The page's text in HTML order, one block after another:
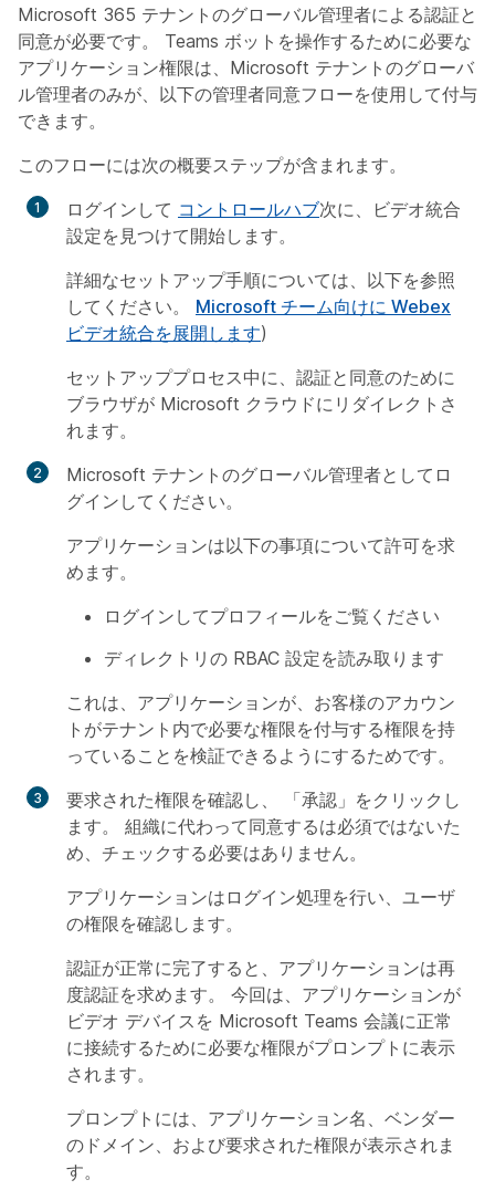
Microsoft 365 テナントのグローバル管理者による認証と
同意が必要です。 Teams ボットを操作するために必要な
アプリケーション権限は、Microsoft テナントのグローバ
ル管理者のみが、以下の管理者同意フローを使用して付与
できます。
このフローには次の概要ステップが含まれます。
ログインして コントロールハブ次に、ビデオ統合
設定を見つけて開始します。
詳細なセットアップ手順については、以下を参照
してください。 Microsoft チーム向けに Webex
ビデオ統合を展開します)
セットアッププロセス中に、認証と同意のために
ブラウザが Microsoft クラウドにリダイレクトさ
れます。
Microsoft テナントのグローバル管理者としてロ
グインしてください。
アプリケーションは以下の事項について許可を求
めます。
ログインしてプロフィールをご覧ください
ディレクトリの RBAC 設定を読み取ります
これは、アプリケーションが、お客様のアカウン
トがテナント内で必要な権限を付与する権限を持
っていることを検証できるようにするためです。
要求された権限を確認し、
「承認」をクリックし
ます。 組織に代わって同意するは必須ではないた
め、チェックする必要はありません。
アプリケーションはログイン処理を行い、ユーザ
の権限を確認します。
認証が正常に完了すると、アプリケーションは再
度認証を求めます。 今回は、アプリケーションが
ビデオ デバイスを Microsoft Teams 会議に正常
に接続するために必要な権限がプロンプトに表示
されます。
プロンプトには、アプリケーション名、ベンダー
のドメイン、および要求された権限が表示されま
す。